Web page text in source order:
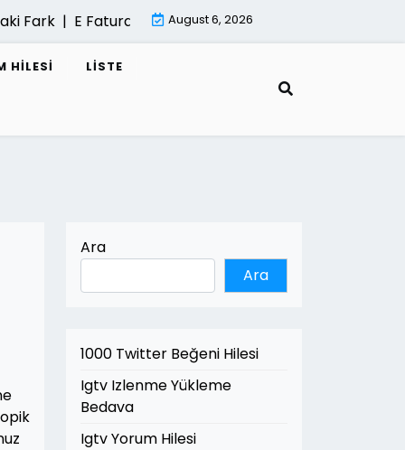
|E Fatura Cozum Ortagi Nasil Secilir |
August 6, 2026
HILESI LISTE
Ara
Ara
1000 Twitter Beğeni Hilesi
Igtv Izlenme Yükleme
Bedava
Igtv Yorum Hilesi